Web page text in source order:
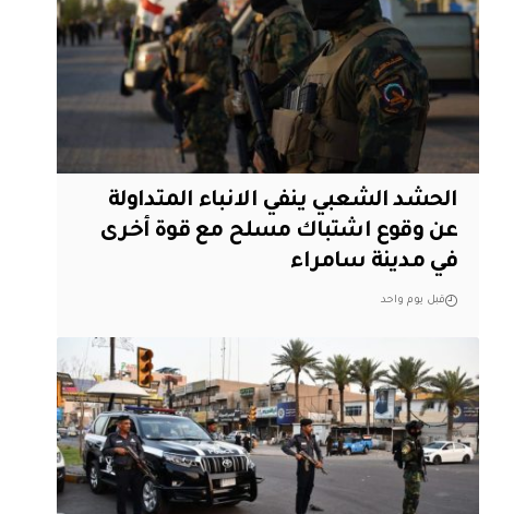
الحشد الشعبي ينفي الانباء المتداولة
عن وقوع اشتباك مسلح مع قوة أخرى
في مدينة سامراء
قبل يوم واحد